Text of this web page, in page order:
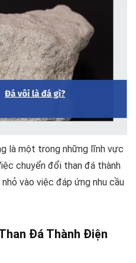
là một trong những lĩnh vực
chuyển đổi than đá thành
vào việc đáp ứng nhu cầu
Đá Thành Điện